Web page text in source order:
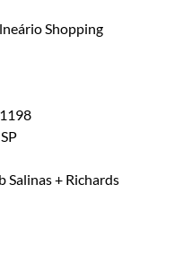
Shopping
, 1198
SP
Salinas + Richards